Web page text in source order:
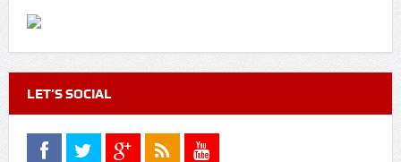
LET’S SOCIAL